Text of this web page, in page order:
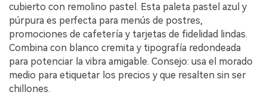
cubierto con remolino pastel. Esta paleta pastel azul y
púrpura es perfecta para menús de postres,
promociones de cafetería y tarjetas de fidelidad lindas.
Combina con blanco cremita y tipografía redondeada
para potenciar la vibra amigable. Consejo: usa el morado
medio para etiquetar los precios y que resalten sin ser
chillones.